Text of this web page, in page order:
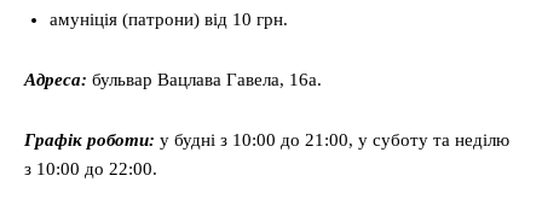
амуніція (патрони) від 10 грн.
Адреса: бульвар Вацлава Гавела, 16a.
Графік роботи: у будні з 10:00 до 21:00, у суботу та неділю
з 10:00 до 22:00.